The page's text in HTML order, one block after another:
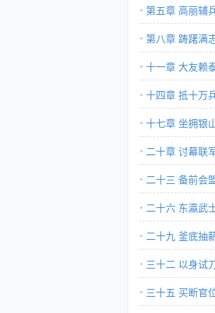
第五章 高丽辅
第八章 踌躇满
十一章 大友赖
十四章 抵十万
十七章 坐拥银
二十章 讨幕联
二十三 备前会
二十六 东瀛武
二十九 釜底抽
三十二 以身试
三十五 买断官